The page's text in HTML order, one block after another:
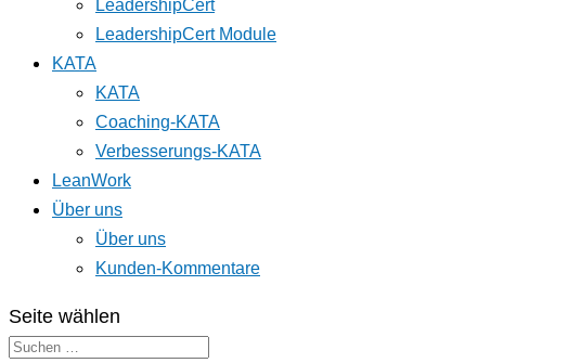
LeadershipCert
LeadershipCert Module
KATA
KATA
Coaching-KATA
Verbesserungs-KATA
LeanWork
Über uns
Über uns
Kunden-Kommentare
Seite wählen